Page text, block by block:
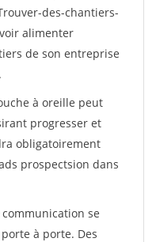
des-chantiers-
alimenter
de son entreprise
à oreille peut
progresser et
obligatoirement
prospectsion dans
se
à porte. Des